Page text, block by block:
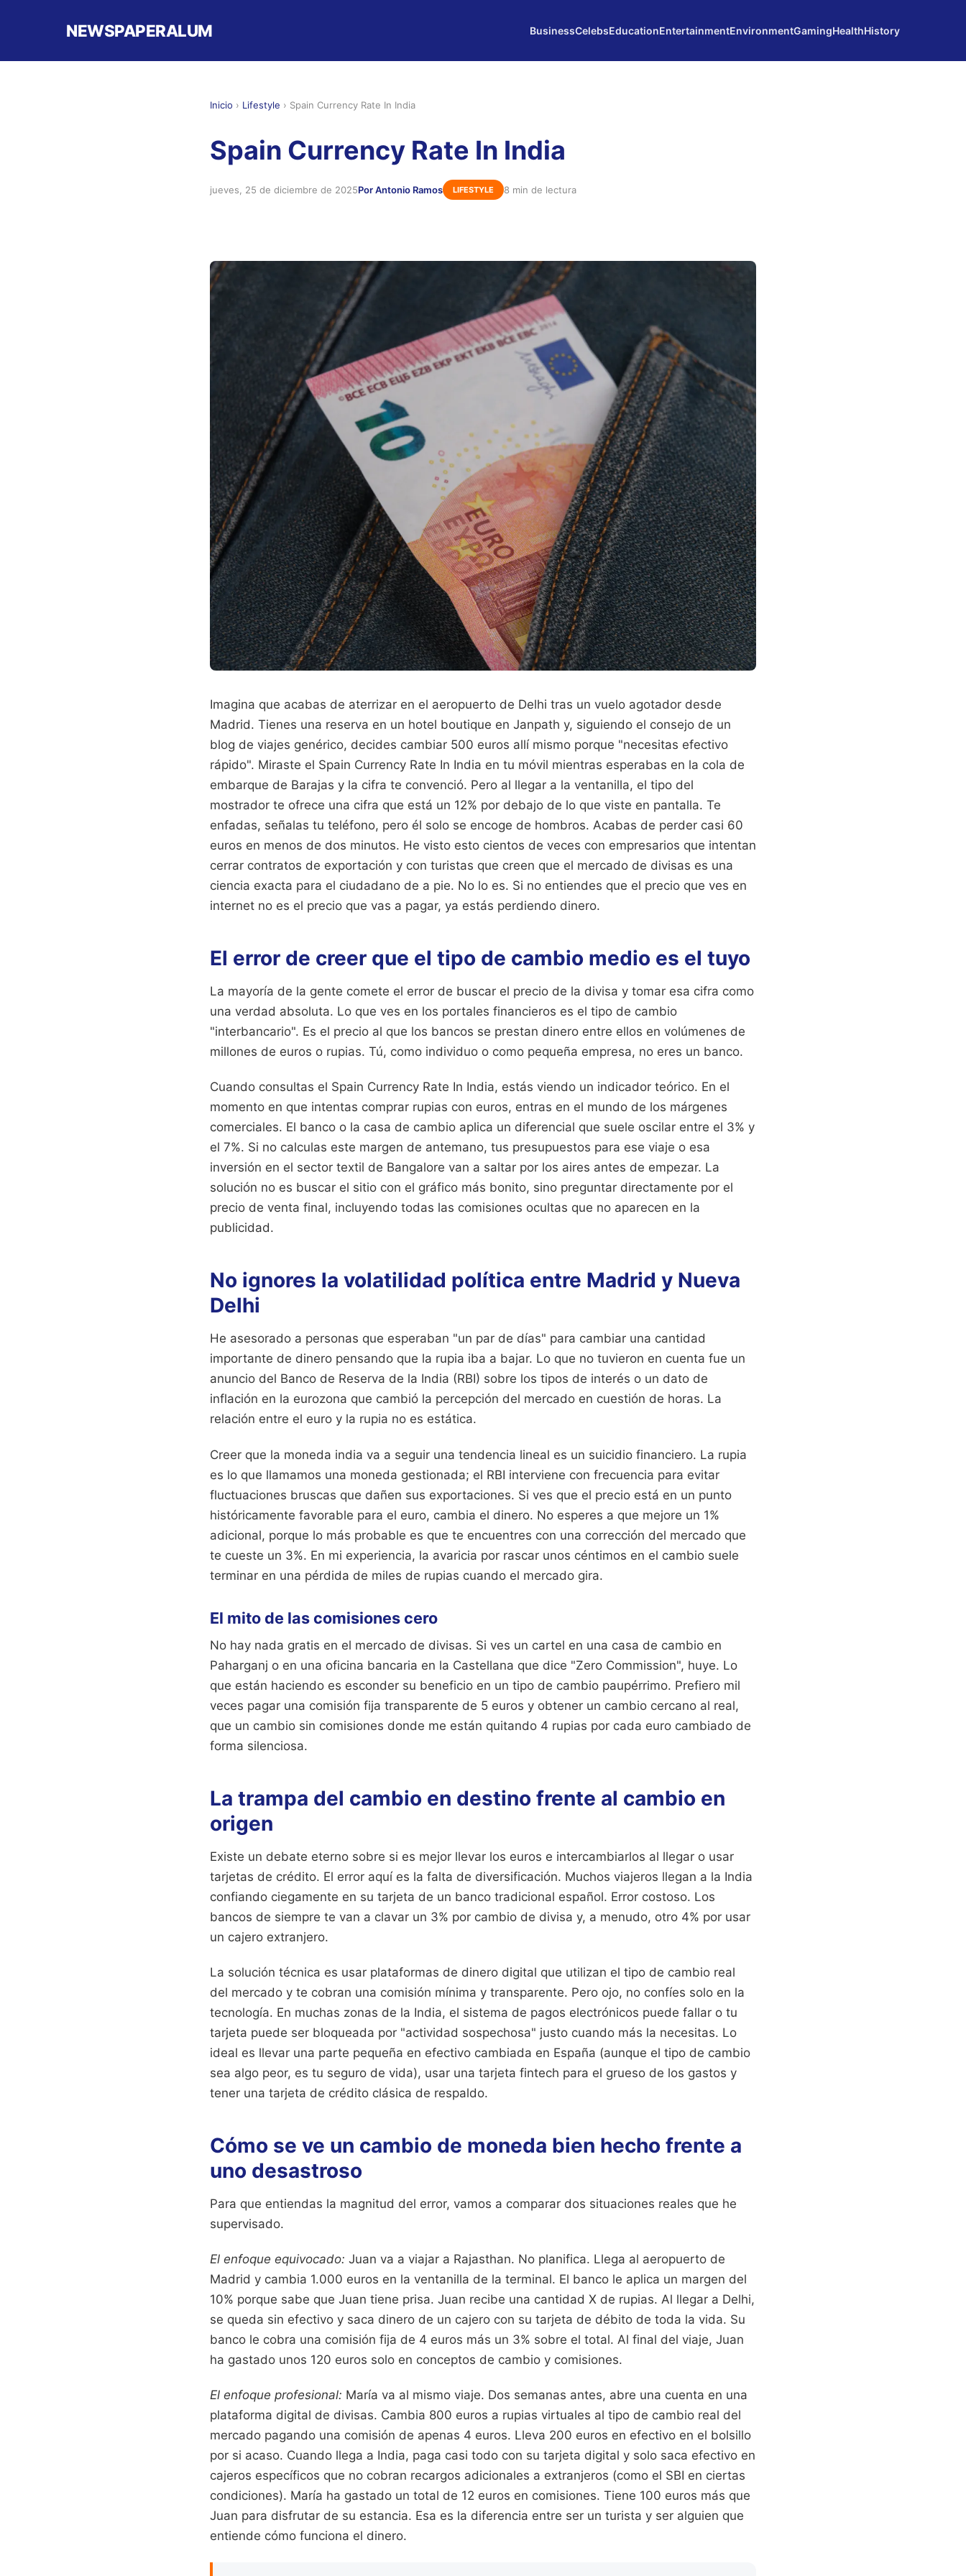
NEWSPAPERALUM BusinessCelebsEducationEntertainmentEnvironmentGamingHealthHistory
Inicio › Lifestyle › Spain Currency Rate In India
Spain Currency Rate In India
jueves, 25 de diciembre de 2025Por Antonio Ramos LIFESTYLE 8 min de lectura
Imagina que acabas de aterrizar en el aeropuerto de Delhi tras un vuelo agotador desde
Madrid. Tienes una reserva en un hotel boutique en Janpath y, siguiendo el consejo de un
blog de viajes genérico, decides cambiar 500 euros allí mismo porque "necesitas efectivo
rápido". Miraste el Spain Currency Rate In India en tu móvil mientras esperabas en la cola de
embarque de Barajas y la cifra te convenció. Pero al llegar a la ventanilla, el tipo del
mostrador te ofrece una cifra que está un 12% por debajo de lo que viste en pantalla. Te
enfadas, señalas tu teléfono, pero él solo se encoge de hombros. Acabas de perder casi 60
euros en menos de dos minutos. He visto esto cientos de veces con empresarios que intentan
cerrar contratos de exportación y con turistas que creen que el mercado de divisas es una
ciencia exacta para el ciudadano de a pie. No lo es. Si no entiendes que el precio que ves en
internet no es el precio que vas a pagar, ya estás perdiendo dinero.
El error de creer que el tipo de cambio medio es el tuyo
La mayoría de la gente comete el error de buscar el precio de la divisa y tomar esa cifra como
una verdad absoluta. Lo que ves en los portales financieros es el tipo de cambio
"interbancario". Es el precio al que los bancos se prestan dinero entre ellos en volúmenes de
millones de euros o rupias. Tú, como individuo o como pequeña empresa, no eres un banco.
Cuando consultas el Spain Currency Rate In India, estás viendo un indicador teórico. En el
momento en que intentas comprar rupias con euros, entras en el mundo de los márgenes
comerciales. El banco o la casa de cambio aplica un diferencial que suele oscilar entre el 3% y
el 7%. Si no calculas este margen de antemano, tus presupuestos para ese viaje o esa
inversión en el sector textil de Bangalore van a saltar por los aires antes de empezar. La
solución no es buscar el sitio con el gráfico más bonito, sino preguntar directamente por el
precio de venta final, incluyendo todas las comisiones ocultas que no aparecen en la
publicidad.
No ignores la volatilidad política entre Madrid y Nueva
Delhi
He asesorado a personas que esperaban "un par de días" para cambiar una cantidad
importante de dinero pensando que la rupia iba a bajar. Lo que no tuvieron en cuenta fue un
anuncio del Banco de Reserva de la India (RBI) sobre los tipos de interés o un dato de
inflación en la eurozona que cambió la percepción del mercado en cuestión de horas. La
relación entre el euro y la rupia no es estática.
Creer que la moneda india va a seguir una tendencia lineal es un suicidio financiero. La rupia
es lo que llamamos una moneda gestionada; el RBI interviene con frecuencia para evitar
fluctuaciones bruscas que dañen sus exportaciones. Si ves que el precio está en un punto
históricamente favorable para el euro, cambia el dinero. No esperes a que mejore un 1%
adicional, porque lo más probable es que te encuentres con una corrección del mercado que
te cueste un 3%. En mi experiencia, la avaricia por rascar unos céntimos en el cambio suele
terminar en una pérdida de miles de rupias cuando el mercado gira.
El mito de las comisiones cero
No hay nada gratis en el mercado de divisas. Si ves un cartel en una casa de cambio en
Paharganj o en una oficina bancaria en la Castellana que dice "Zero Commission", huye. Lo
que están haciendo es esconder su beneficio en un tipo de cambio paupérrimo. Prefiero mil
veces pagar una comisión fija transparente de 5 euros y obtener un cambio cercano al real,
que un cambio sin comisiones donde me están quitando 4 rupias por cada euro cambiado de
forma silenciosa.
La trampa del cambio en destino frente al cambio en
origen
Existe un debate eterno sobre si es mejor llevar los euros e intercambiarlos al llegar o usar
tarjetas de crédito. El error aquí es la falta de diversificación. Muchos viajeros llegan a la India
confiando ciegamente en su tarjeta de un banco tradicional español. Error costoso. Los
bancos de siempre te van a clavar un 3% por cambio de divisa y, a menudo, otro 4% por usar
un cajero extranjero.
La solución técnica es usar plataformas de dinero digital que utilizan el tipo de cambio real
del mercado y te cobran una comisión mínima y transparente. Pero ojo, no confíes solo en la
tecnología. En muchas zonas de la India, el sistema de pagos electrónicos puede fallar o tu
tarjeta puede ser bloqueada por "actividad sospechosa" justo cuando más la necesitas. Lo
ideal es llevar una parte pequeña en efectivo cambiada en España (aunque el tipo de cambio
sea algo peor, es tu seguro de vida), usar una tarjeta fintech para el grueso de los gastos y
tener una tarjeta de crédito clásica de respaldo.
Cómo se ve un cambio de moneda bien hecho frente a
uno desastroso
Para que entiendas la magnitud del error, vamos a comparar dos situaciones reales que he
supervisado.
El enfoque equivocado: Juan va a viajar a Rajasthan. No planifica. Llega al aeropuerto de
Madrid y cambia 1.000 euros en la ventanilla de la terminal. El banco le aplica un margen del
10% porque sabe que Juan tiene prisa. Juan recibe una cantidad X de rupias. Al llegar a Delhi,
se queda sin efectivo y saca dinero de un cajero con su tarjeta de débito de toda la vida. Su
banco le cobra una comisión fija de 4 euros más un 3% sobre el total. Al final del viaje, Juan
ha gastado unos 120 euros solo en conceptos de cambio y comisiones.
El enfoque profesional: María va al mismo viaje. Dos semanas antes, abre una cuenta en una
plataforma digital de divisas. Cambia 800 euros a rupias virtuales al tipo de cambio real del
mercado pagando una comisión de apenas 4 euros. Lleva 200 euros en efectivo en el bolsillo
por si acaso. Cuando llega a India, paga casi todo con su tarjeta digital y solo saca efectivo en
cajeros específicos que no cobran recargos adicionales a extranjeros (como el SBI en ciertas
condiciones). María ha gastado un total de 12 euros en comisiones. Tiene 100 euros más que
Juan para disfrutar de su estancia. Esa es la diferencia entre ser un turista y ser alguien que
entiende cómo funciona el dinero.